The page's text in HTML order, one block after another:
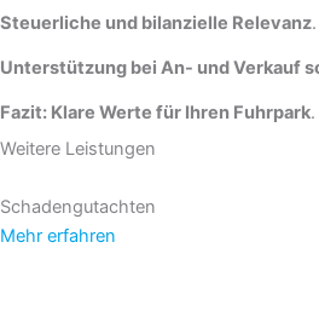
Steuerliche und bilanzielle Relevanz.
Unterstützung bei An- und Verkauf
Fazit: Klare Werte für Ihren Fuhrpark.
Weitere Leistungen
Schadengutachten
Mehr erfahren